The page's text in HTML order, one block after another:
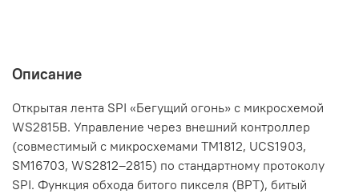
Описание
Открытая лента SPI «Бегущий огонь» с микросхемой
WS2815B. Управление через внешний контроллер
(совместимый c микросхемами TM1812, UCS1903,
SM16703, WS2812–2815) по стандартному протоколу
SPI. Функция обхода битого пикселя (BPT), битый